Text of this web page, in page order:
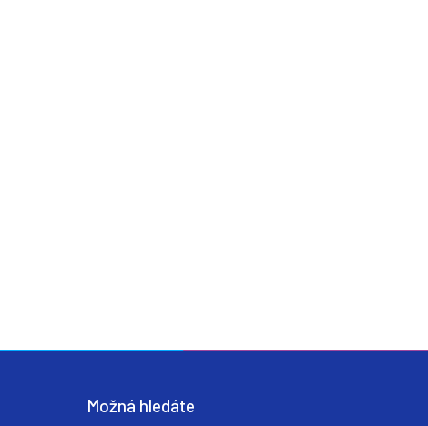
Možná hledáte